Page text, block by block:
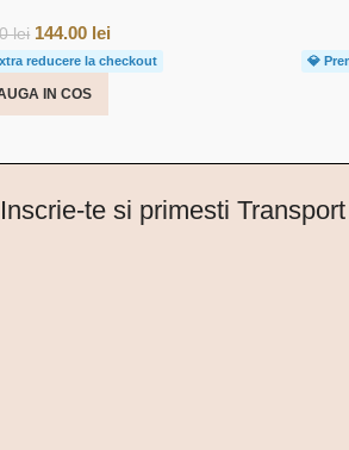
lei 144.00 lei
reducere la checkout
IN COS
💎
Inscrie-te si primesti